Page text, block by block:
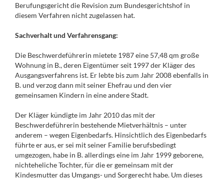
Berufungsgericht die Revision zum Bundesgerichtshof in
diesem Verfahren nicht zugelassen hat.
Sachverhalt und Verfahrensgang:
Die Beschwerdeführerin mietete 1987 eine 57,48 qm große
Wohnung in B., deren Eigentümer seit 1997 der Kläger des
Ausgangsverfahrens ist. Er lebte bis zum Jahr 2008 ebenfalls in
B. und verzog dann mit seiner Ehefrau und den vier
gemeinsamen Kindern in eine andere Stadt.
Der Kläger kündigte im Jahr 2010 das mit der
Beschwerdeführerin bestehende Mietverhältnis – unter
anderem – wegen Eigenbedarfs. Hinsichtlich des Eigenbedarfs
führte er aus, er sei mit seiner Familie berufsbedingt
umgezogen, habe in B. allerdings eine im Jahr 1999 geborene,
nichteheliche Tochter, für die er gemeinsam mit der
Kindesmutter das Umgangs- und Sorgerecht habe. Um dieses